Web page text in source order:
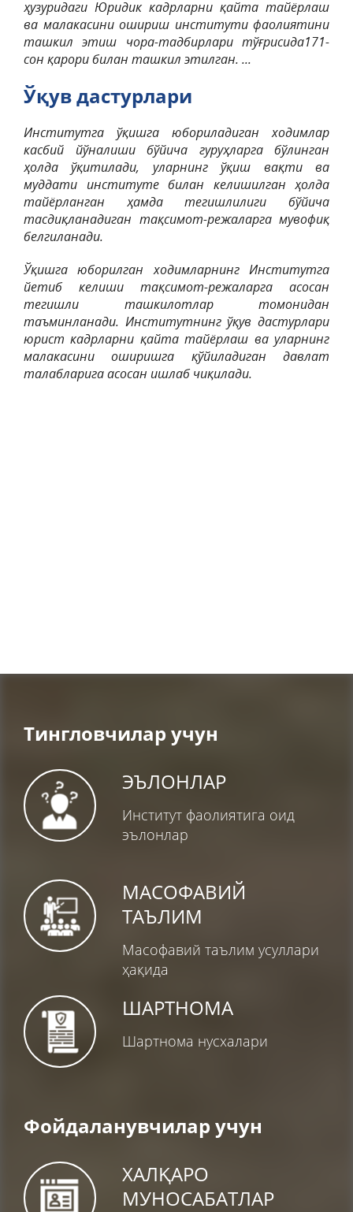
ҳузуридаги Юридик кадрларни қайта тайёрлаш
ва малакасини ошириш институти фаолиятини
ташкил этиш чора-тадбирлари тўғрисида171-
сон қарори билан ташкил этилган. ...
Ўқув дастурлари
Институтга ўқишга юбориладиган ходимлар
касбий йўналиши бўйича гуруҳларга бўлинган
ҳолда ўқитилади, уларнинг ўқиш вақти ва
муддати институте билан келишилган ҳолда
тайёрланган ҳамда тегишлилиги бўйича
тасдиқланадиган тақсимот-режаларга мувофиқ
белгиланади.
Ўқишга юборилган ходимларнинг Институтга
йетиб келиши тақсимот-режаларга асосан
тегишли ташкилотлар томонидан
таъминланади. Институтнинг ўқув дастурлари
юрист кадрларни қайта тайёрлаш ва уларнинг
малакасини оширишга қўйиладиган давлат
талабларига асосан ишлаб чиқилади.
Тингловчилар учун
ЭЪЛОНЛАР
Институт фаолиятига оид
эълонлар
МАСОФАВИЙ
ТАЪЛИМ
Масофавий таълим усуллари
ҳақида
ШАРТНОМА
Шартнома нусхалари
Фойдаланувчилар учун
ХАЛҚАРО
МУНОСАБАТЛАР